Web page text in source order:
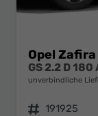
Opel Zafira
GS 2.2 D
unverbindliche
Fahrzeugnr. 191925